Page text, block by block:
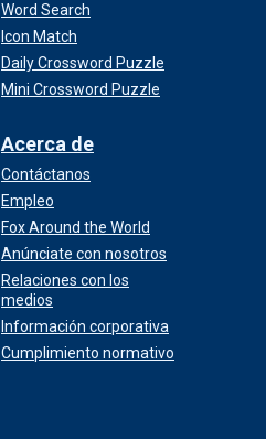
Word Search
Icon Match
Daily Crossword Puzzle
Mini Crossword Puzzle
Acerca de
Contáctanos
Empleo
Fox Around the World
Anúnciate con nosotros
Relaciones con los
medios
Información corporativa
Cumplimiento normativo